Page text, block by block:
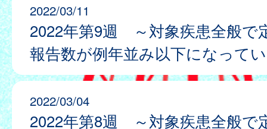
2022/03/11
2022年第9週 ～対象疾患全般で
報告数が例年並み以下になって
2022/03/04
2022年第8週 ～対象疾患全般で